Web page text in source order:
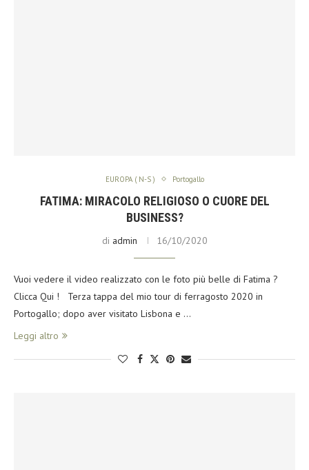
EUROPA ( N-S ) Portogallo
FATIMA: MIRACOLO RELIGIOSO O CUORE DEL
BUSINESS?
di admin 16/10/2020
Vuoi vedere il video realizzato con le foto più belle di Fatima ?
Clicca Qui ! Terza tappa del mio tour di ferragosto 2020 in
Portogallo; dopo aver visitato Lisbona e …
Leggi altro